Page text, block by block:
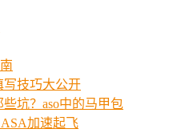
写技巧大公开
坑？aso中的马甲包
加速起飞